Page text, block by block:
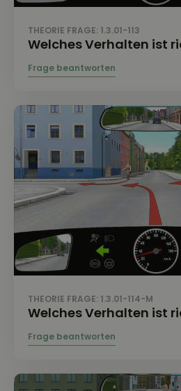
THEORIE FRAGE: 1.3.01-113
Welches Verhalten ist
THEORIE FRAGE: 1.3.01-114-M
Welches Verhalten ist